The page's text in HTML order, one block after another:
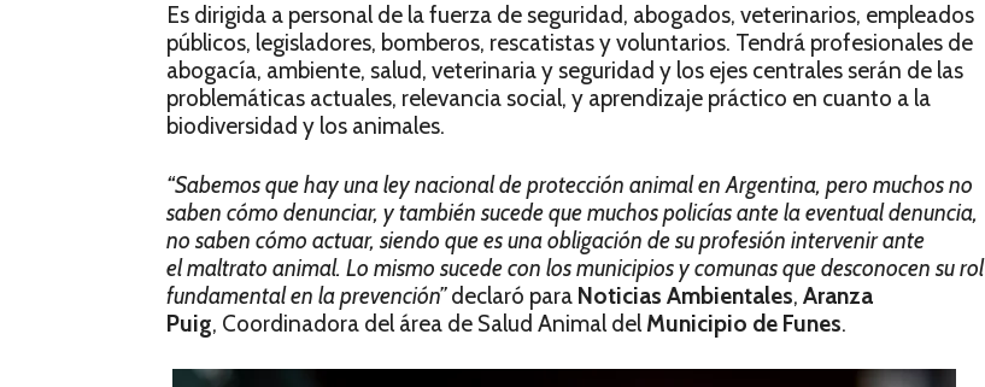
Es dirigida a personal de la fuerza de seguridad, abogados, veterinarios, empleados
públicos, legisladores, bomberos, rescatistas y voluntarios. Tendrá profesionales de
abogacía, ambiente, salud, veterinaria y seguridad y los ejes centrales serán de las
problemáticas actuales, relevancia social, y aprendizaje práctico en cuanto a la
biodiversidad y los animales.
“Sabemos que hay una ley nacional de protección animal en Argentina, pero muchos no
saben cómo denunciar, y también sucede que muchos policías ante la eventual denuncia,
no saben cómo actuar, siendo que es una obligación de su profesión intervenir ante
el maltrato animal. Lo mismo sucede con los municipios y comunas que desconocen su rol
fundamental en la prevención”declaró para Noticias Ambientales, Aranza
Puig, Coordinadora del área de Salud Animal del Municipio de Funes.